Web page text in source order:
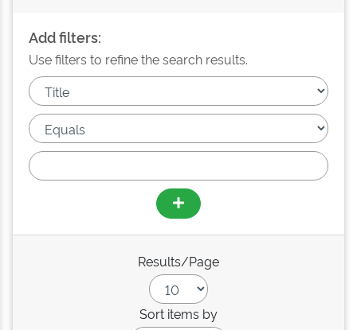
Add filters:
Use filters to refine the search results.
Results/Page
Sort items by